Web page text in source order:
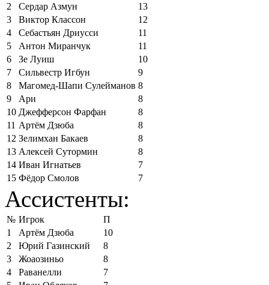
2
Сердар Азмун
13
3
Виктор Классон
12
4
Себастьян Дриусси
11
5
Антон Миранчук
11
6
Зе Луиш
10
7
Сильвестр Игбун
9
8
Магомед-Шапи Сулейманов 8
9
Ари
8
10 Джефферсон Фарфан
8
11 Артём Дзюба
8
12 Зелимхан Бакаев
8
13 Алексей Сутормин
8
14 Иван Игнатьев
7
15 Фёдор Смолов 7
Ассистенты:
№ Игрок
П
1
Артём Дзюба
10
2
Юрий Газинский
8
3
Жоаозиньо
8
4
Раванелли
7